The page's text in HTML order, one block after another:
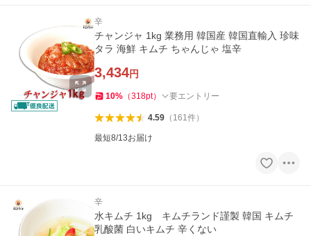
辛
チャンジャ 1kg 業務用 韓国産 韓国直輸入 珍味
タラ 海鮮 キムチ ちゃんじゃ 塩辛
3,434円
10% （318pt） 要エントリー
4.59（ 161件）
最短8/13お届け
辛
水キムチ 1kg キムチランド謹製 韓国 キムチ
乳酸菌 白いキムチ 辛くない